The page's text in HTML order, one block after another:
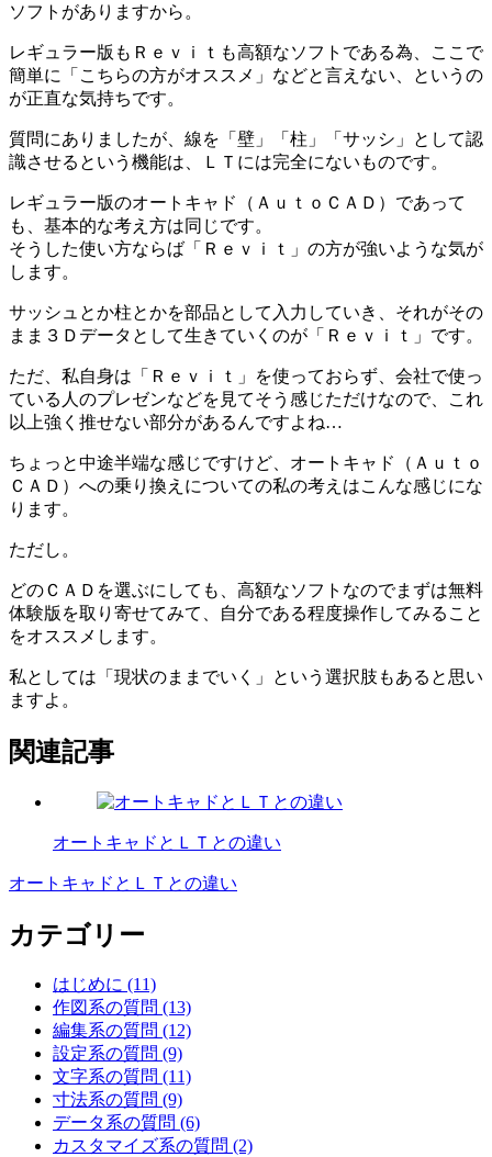
ソフトがありますから。
レギュラー版もＲｅｖｉｔも高額なソフトである為、ここで
簡単に「こちらの方がオススメ」などと言えない、というの
が正直な気持ちです。
質問にありましたが、線を「壁」「柱」「サッシ」として認
識させるという機能は、ＬＴには完全にないものです。
レギュラー版のオートキャド（ＡｕｔｏＣＡＤ）であって
も、基本的な考え方は同じです。
そうした使い方ならば「Ｒｅｖｉｔ」の方が強いような気が
します。
サッシュとか柱とかを部品として入力していき、それがその
まま３Ｄデータとして生きていくのが「Ｒｅｖｉｔ」です。
ただ、私自身は「Ｒｅｖｉｔ」を使っておらず、会社で使っ
ている人のプレゼンなどを見てそう感じただけなので、これ
以上強く推せない部分があるんですよね…
ちょっと中途半端な感じですけど、オートキャド（Ａｕｔｏ
ＣＡＤ）への乗り換えについての私の考えはこんな感じにな
ります。
ただし。
どのＣＡＤを選ぶにしても、高額なソフトなのでまずは無料
体験版を取り寄せてみて、自分である程度操作してみること
をオススメします。
私としては「現状のままでいく」という選択肢もあると思い
ますよ。
関連記事
オートキャドとＬＴとの違い
投
稿
オートキャドとＬＴとの違い
カテゴリー
はじめに (11)
作図系の質問 (13)
編集系の質問 (12)
設定系の質問 (9)
文字系の質問 (11)
寸法系の質問 (9)
データ系の質問 (6)
カスタマイズ系の質問 (2)